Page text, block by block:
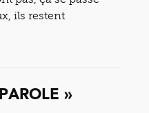
ils restent
»